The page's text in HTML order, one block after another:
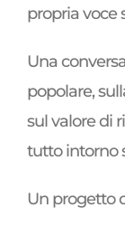
propria voce
Una
popolare,
sul valore di
tutto intorno
Un progetto